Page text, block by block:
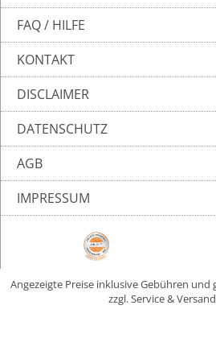
FAQ / HILFE
KONTAKT
DISCLAIMER
DATENSCHUTZ
AGB
IMPRESSUM
Angezeigte Preise inklusive Gebühren
zzgl. Service &